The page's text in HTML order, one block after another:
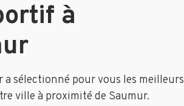
à
sélectionné pour vous les meilleurs
ville à proximité de Saumur.